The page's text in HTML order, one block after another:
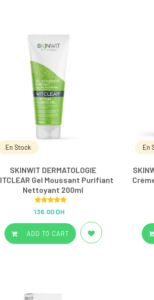
En Stock
SKINWIT DERMATOLOGIE
Gel Moussant Purifiant
Nettoyant 200ml
Rated 5.00
out of 5
136.00 DH
ADD TO CART
En